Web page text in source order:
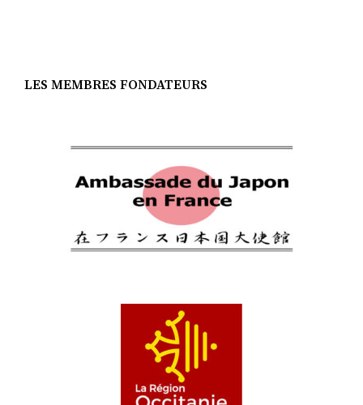
LES MEMBRES FONDATEURS